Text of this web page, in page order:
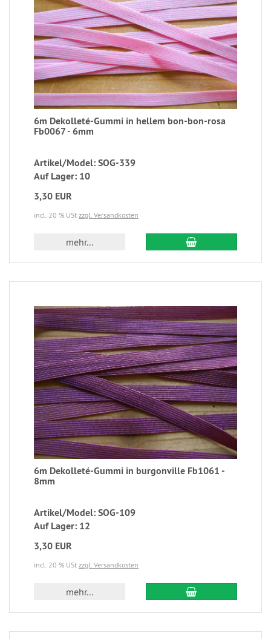
6m Dekolleté-Gummi in hellem bon-bon-rosa
Fb0067 - 6mm
Artikel/Model: SOG-339
Auf Lager: 10
3,30 EUR
incl. 20 % USt zzgl. Versandkosten
mehr...
6m Dekolleté-Gummi in burgonville Fb1061 -
8mm
Artikel/Model: SOG-109
Auf Lager: 12
3,30 EUR
incl. 20 % USt zzgl. Versandkosten
mehr...